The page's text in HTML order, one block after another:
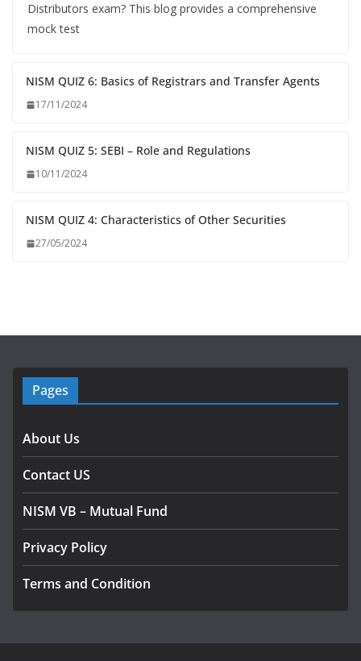
Distributors exam? This blog provides a comprehensive
mock test
NISM QUIZ 6: Basics of Registrars and Transfer Agents
17/11/2024
NISM QUIZ 5: SEBI – Role and Regulations
10/11/2024
NISM QUIZ 4: Characteristics of Other Securities
27/05/2024
Pages
About Us
Contact US
NISM VB – Mutual Fund
Privacy Policy
Terms and Condition